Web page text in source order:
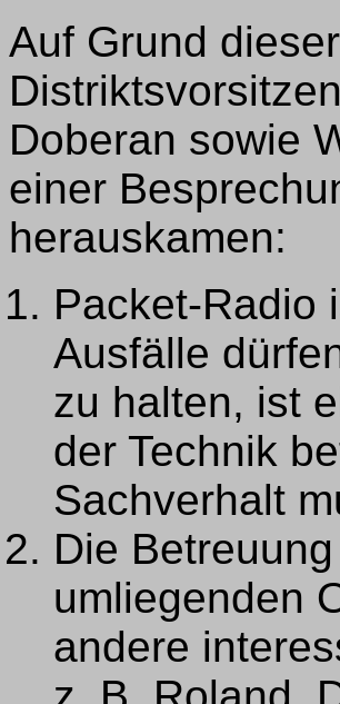
Auf Grund
Doberan sowie
einer
herauskamen:
Packet-Radio
Ausfälle
zu halten, ist
der Technik
Sachverhalt
Die
umliegenden
andere